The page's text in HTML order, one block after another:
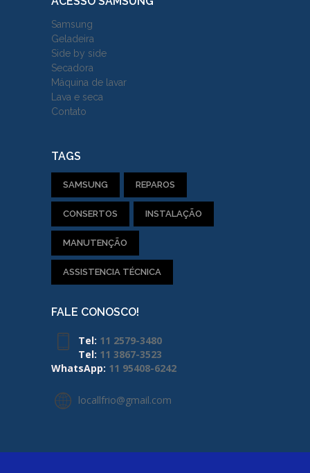
Samsung
Geladeira
Side by side
Secadora
Máquina de lavar
Lava e seca
Contato
TAGS
SAMSUNG REPAROS
CONSERTOS INSTALAÇÃO
MANUTENÇÃO
ASSISTENCIA TÉCNICA
FALE CONOSCO!
Tel: 11 2579-3480
Tel: 11 3867-3523
WhatsApp: 11 95408-6242
locallfrio@gmail.com